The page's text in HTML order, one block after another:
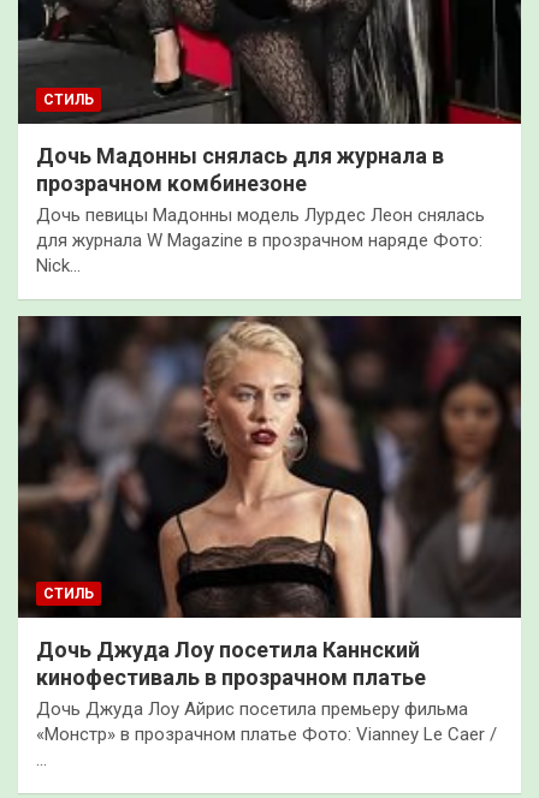
СТИЛЬ
Дочь Мадонны снялась для журнала в
прозрачном комбинезоне
Дочь певицы Мадонны модель Лурдес Леон снялась
для журнала W Magazine в прозрачном наряде Фото:
Nick…
СТИЛЬ
Дочь Джуда Лоу посетила Каннский
кинофестиваль в прозрачном платье
Дочь Джуда Лоу Айрис посетила премьеру фильма
«Монстр» в прозрачном платье Фото: Vianney Le Caer /
…